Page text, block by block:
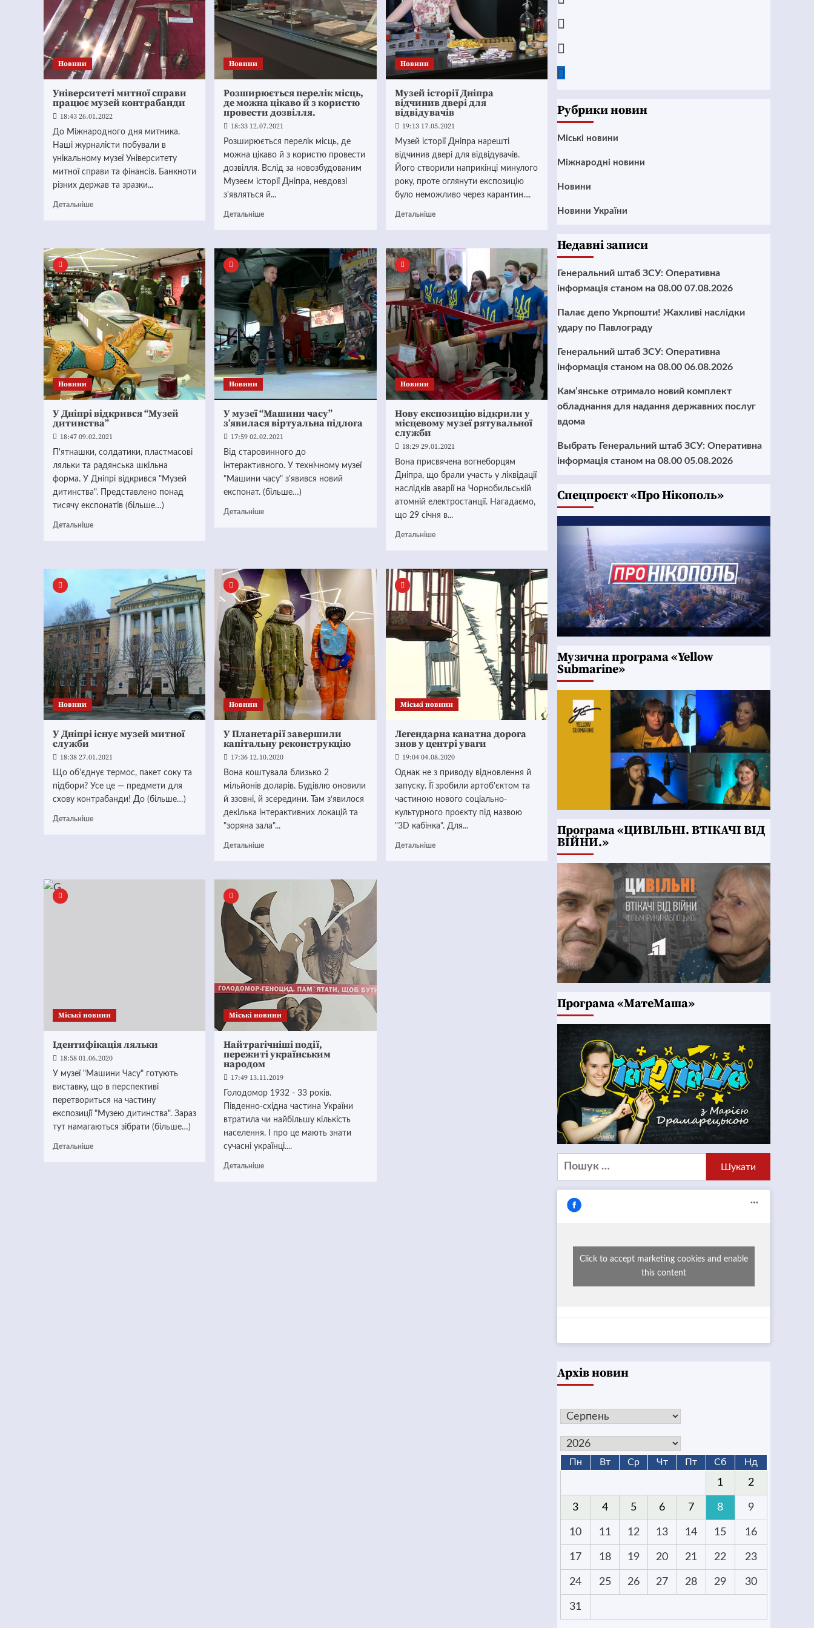
Новини
Університеті митної справи
працює музей контрабанди
18:43 26.01.2022
До Міжнародного дня митника.
Наші журналісти побували в
унікальному музеї Університету
митної справи та фінансів. Банкноти
різних держав та зразки...
Детальніше
Новини
Розширюється перелік місць,
де можна цікаво й з користю
провести дозвілля.
18:33 12.07.2021
Розширюється перелік місць, де
можна цікаво й з користю провести
дозвілля. Вслід за новозбудованим
Музеєм історії Дніпра, невдовзі
з'являться й...
Детальніше
Новини
Музей історії Дніпра
відчинив двері для
відвідувачів
19:13 17.05.2021
Музей історії Дніпра нарешті
відчинив двері для відвідувачів.
Його створили наприкінці минулого
року, проте оглянути експозицію
було неможливо через карантин....
Детальніше
Новини
У Дніпрі відкрився “Музей
дитинства”
18:47 09.02.2021
П'ятнашки, солдатики, пластмасові
ляльки та радянська шкільна
форма. У Дніпрі відкрився "Музей
дитинства". Представлено понад
тисячу експонатів (більше…)
Детальніше
Новини
У музеї “Машини часу”
з’явилася віртуальна підлога
17:59 02.02.2021
Від старовинного до
інтерактивного. У технічному музеї
"Машини часу" з'явився новий
експонат. (більше…)
Детальніше
Новини
Нову експозицію відкрили у
місцевому музеї рятувальної
служби
18:29 29.01.2021
Вона присвячена вогнеборцям
Дніпра, що брали участь у ліквідації
наслідків аварії на Чорнобильській
атомній електростанції. Нагадаємо,
що 29 січня в...
Детальніше
Новини
У Дніпрі існує музей митної
служби
18:38 27.01.2021
Що об'єднує термос, пакет соку та
підбори? Усе це — предмети для
схову контрабанди! До (більше…)
Детальніше
Новини
У Планетарії завершили
капітальну реконструкцію
17:36 12.10.2020
Вона коштувала близько 2
мільйонів доларів. Будівлю оновили
й ззовні, й зсередини. Там з‘явилося
декілька інтерактивних локацій та
"зоряна зала"...
Детальніше
Mіські новини
Легендарна канатна дорога
знов у центрі уваги
19:04 04.08.2020
Однак не з приводу відновлення й
запуску. Її зробили артоб'єктом та
частиною нового соціально-
культурного проєкту під назвою
"3D кабінка". Для...
Детальніше
Mіські новини
Ідентифікація ляльки
18:58 01.06.2020
У музеї "Машини Часу" готують
виставку, що в перспективі
перетвориться на частину
експозиції "Музею дитинства". Зараз
тут намагаються зібрати (більше…)
Детальніше
Mіські новини
Найтрагічніші події,
пережиті українським
народом
17:49 13.11.2019
Голодомор 1932 - 33 років.
Південно-східна частина України
втратила чи найбільшу кількість
населення. І про це мають знати
сучасні українці....
Детальніше
Рубрики новин
Mіські новини
Міжнародні новини
Новини
Новини України
Недавні записи
Генеральний штаб ЗСУ: Оперативна
інформація станом на 08.00 07.08.2026
Палає депо Укрпошти! Жахливі наслідки
удару по Павлограду
Генеральний штаб ЗСУ: Оперативна
інформація станом на 08.00 06.08.2026
Кам’янське отримало новий комплект
обладнання для надання державних послуг
вдома
Выбрать Генеральний штаб ЗСУ: Оперативна
інформація станом на 08.00 05.08.2026
Cпецпроєкт «Про Нікополь»
Музична програма «Yellow
Submarine»
Програма «ЦИВІЛЬНІ. ВТІКАЧІ ВІД
ВІЙНИ.»
Програма «МатеМаша»
Пошук:
Click to accept marketing cookies and enable
this content
Архів новин
Пн Вт Ср Чт Пт Сб Нд
1 2
3 4 5 6 7 8 9
10 11 12 13 14 15 16
17 18 19 20 21 22 23
24 25 26 27 28 29 30
31